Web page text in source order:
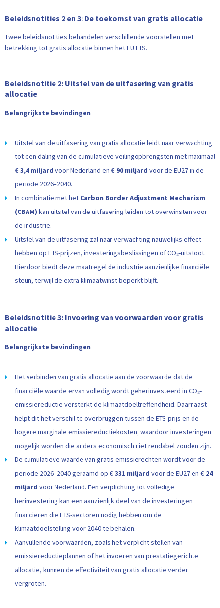
Beleidsnotities 2 en 3: De toekomst van gratis allocatie
Twee beleidsnotities behandelen verschillende voorstellen met
betrekking tot gratis allocatie binnen het EU ETS.
Beleidsnotitie 2: Uitstel van de uitfasering van gratis
allocatie
Belangrijkste bevindingen
Uitstel van de uitfasering van gratis allocatie leidt naar verwachting
tot een daling van de cumulatieve veilingopbrengsten met maximaal
€ 3,4 miljard voor Nederland en € 90 miljard voor de EU27 in de
periode 2026–2040.
In combinatie met het Carbon Border Adjustment Mechanism
(CBAM) kan uitstel van de uitfasering leiden tot overwinsten voor
de industrie.
Uitstel van de uitfasering zal naar verwachting nauwelijks effect
hebben op ETS-prijzen, investeringsbeslissingen of CO₂-uitstoot.
Hierdoor biedt deze maatregel de industrie aanzienlijke financiële
steun, terwijl de extra klimaatwinst beperkt blijft.
Beleidsnotitie 3: Invoering van voorwaarden voor gratis
allocatie
Belangrijkste bevindingen
Het verbinden van gratis allocatie aan de voorwaarde dat de
financiële waarde ervan volledig wordt geherinvesteerd in CO₂-
emissiereductie versterkt de klimaatdoeltreffendheid. Daarnaast
helpt dit het verschil te overbruggen tussen de ETS-prijs en de
hogere marginale emissiereductiekosten, waardoor investeringen
mogelijk worden die anders economisch niet rendabel zouden zijn.
De cumulatieve waarde van gratis emissierechten wordt voor de
periode 2026–2040 geraamd op € 331 miljard voor de EU27 en € 24
miljard voor Nederland. Een verplichting tot volledige
herinvestering kan een aanzienlijk deel van de investeringen
financieren die ETS-sectoren nodig hebben om de
klimaatdoelstelling voor 2040 te behalen.
Aanvullende voorwaarden, zoals het verplicht stellen van
emissiereductieplannen of het invoeren van prestatiegerichte
allocatie, kunnen de effectiviteit van gratis allocatie verder
vergroten.